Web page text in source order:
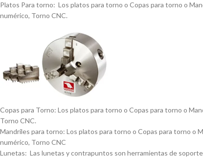
Platos Para torno: Los platos para torno o Copas para torno o
numérico, Torno CNC.
Copas para Torno: Los platos para torno o Copas para torno o
Torno CNC.
Mandriles para torno: Los platos para torno o Copas para torno o
numérico, Torno CNC
Lunetas: Las lunetas y contrapuntos son herramientas de